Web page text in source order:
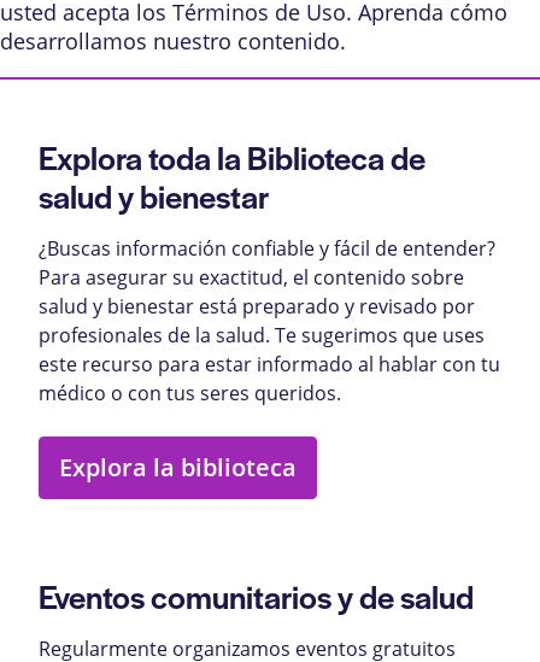
usted acepta los Términos de Uso. Aprenda cómo
desarrollamos nuestro contenido.
Explora toda la Biblioteca de
salud y bienestar
¿Buscas información confiable y fácil de entender?
Para asegurar su exactitud, el contenido sobre
salud y bienestar está preparado y revisado por
profesionales de la salud. Te sugerimos que uses
este recurso para estar informado al hablar con tu
médico o con tus seres queridos.
Explora la biblioteca
Eventos comunitarios y de salud
Regularmente organizamos eventos gratuitos